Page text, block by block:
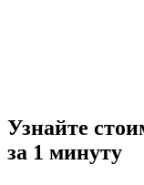
Узнайте
за 1 минуту